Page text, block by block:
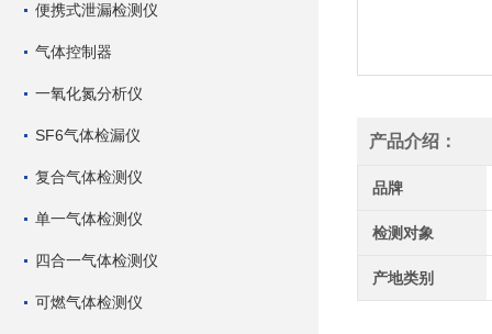
便携式泄漏检测仪
气体控制器
一氧化氮分析仪
SF6气体检漏仪
复合气体检测仪
单一气体检测仪
四合一气体检测仪
可燃气体检测仪
产品介绍：
品牌
检测对象
产地类别